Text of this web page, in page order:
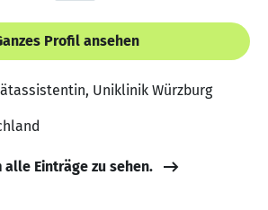
Profil ansehen
Uniklinik Würzburg
alle Einträge zu sehen.